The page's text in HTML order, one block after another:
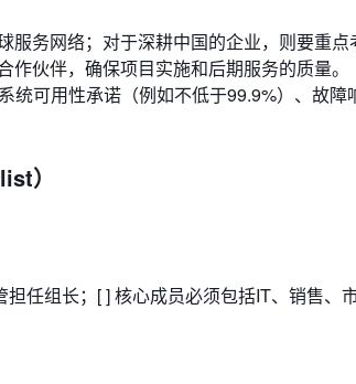
服务网络；对于深耕中国的企业，则要重
伙伴，确保项目实施和后期服务的质量。
统可用性承诺（例如不低于99.9%）、故
）
担任组长；[ ] 核心成员必须包括IT、销售、